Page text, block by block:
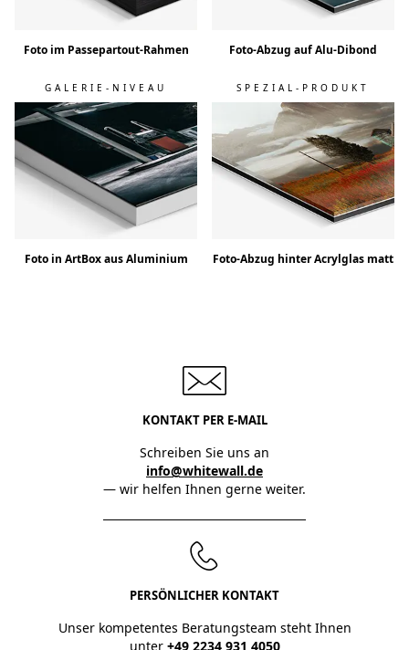
Foto im Passepartout-Rahmen Foto-Abzug auf Alu-Dibond
GALERIE-NIVEAU
Foto in ArtBox aus Aluminium
SPEZIAL-PRODUKT
Foto-Abzug hinter Acrylglas matt
KONTAKT PER E-MAIL
Schreiben Sie uns an
info@whitewall.de
— wir helfen Ihnen gerne weiter.
PERSÖNLICHER KONTAKT
Unser kompetentes Beratungsteam steht Ihnen
unter +49 2234 931 4050